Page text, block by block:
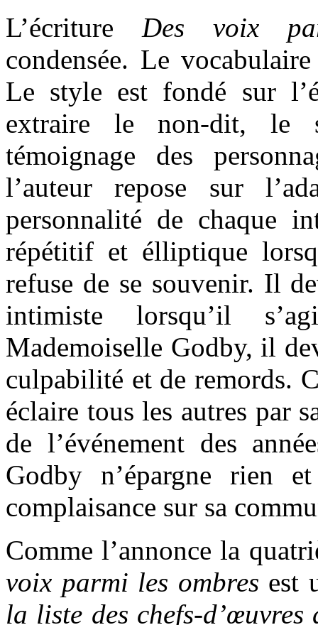
L’écriture Des voix
condensée. Le
Le style est fondé sur
extraire le non-dit, le
témoignage des
l’auteur repose sur
personnalité de chaque
répétitif et élliptique
refuse de se souvenir. Il
intimiste lorsqu’il
Mademoiselle Godby, il
culpabilité et de remords.
éclaire tous les autres par
de l’événement des
Godby n’épargne rien
complaisance sur sa
Comme l’annonce la
voix parmi les ombres est
la liste des chefs-